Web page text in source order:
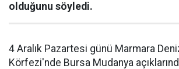
olduğunu söyledi.
4 Aralık Pazartesi günü Marmara
Körfezi'nde Bursa Mudanya